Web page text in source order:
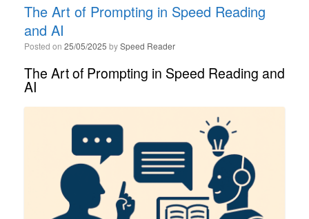
The Art of Prompting in Speed Reading
and AI
Posted on 25/05/2025 bySpeed Reader
The Art of Prompting in Speed Reading and
AI